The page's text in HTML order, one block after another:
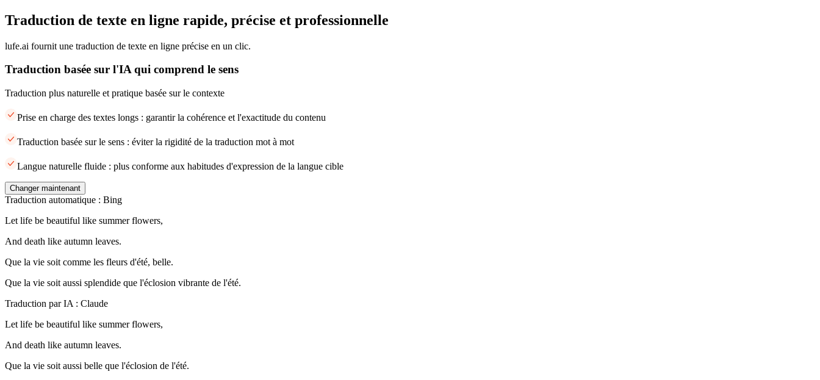
Traduction de texte en ligne rapide, précise et professionnelle
lufe.ai fournit une traduction de texte en ligne précise en un clic.
Traduction basée sur l'IA qui comprend le sens
Traduction plus naturelle et pratique basée sur le contexte
Prise en charge des textes longs : garantir la cohérence et l'exactitude du contenu
Traduction basée sur le sens : éviter la rigidité de la traduction mot à mot
Langue naturelle fluide : plus conforme aux habitudes d'expression de la langue cible
Changer maintenant
Traduction automatique : Bing
Let life be beautiful like summer flowers,
And death like autumn leaves.
Que la vie soit comme les fleurs d'été, belle.
Que la vie soit aussi splendide que l'éclosion vibrante de l'été.
Traduction par IA : Claude
Let life be beautiful like summer flowers,
And death like autumn leaves.
Que la vie soit aussi belle que l'éclosion de l'été.